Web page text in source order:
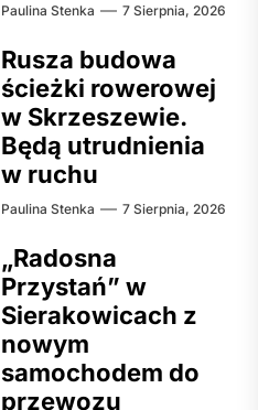
Paulina Stenka 7 Sierpnia, 2026
Rusza budowa
ścieżki rowerowej
w Skrzeszewie.
Będą utrudnienia
w ruchu
Paulina Stenka 7 Sierpnia, 2026
„Radosna
Przystań” w
Sierakowicach z
nowym
samochodem do
przewozu